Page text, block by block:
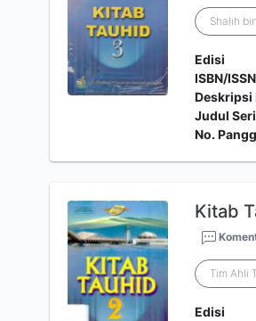
Shalih
Edisi
ISBN/ISSN
Deskripsi
Judul Seri
No.
Kitab
Tim Ahli
Edisi